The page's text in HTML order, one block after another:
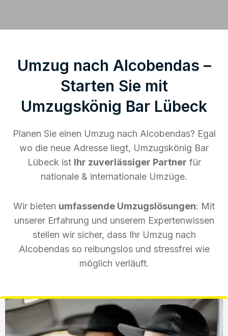
Umzug nach Alcobendas –
Starten Sie mit
Umzugskönig Bar Lübeck
Planen Sie einen Umzug nach Alcobendas? Egal
wo die neue Adresse liegt, Umzugskönig Bar
Lübeck ist Ihr zuverlässiger Partner für
nationale & internationale Umzüge.
Wir bieten umfassende Umzugslösungen: Mit
unserer Erfahrung und unserem Expertenwissen
stellen wir sicher, dass Ihr Umzug nach
Alcobendas so reibungslos und stressfrei wie
möglich verläuft.